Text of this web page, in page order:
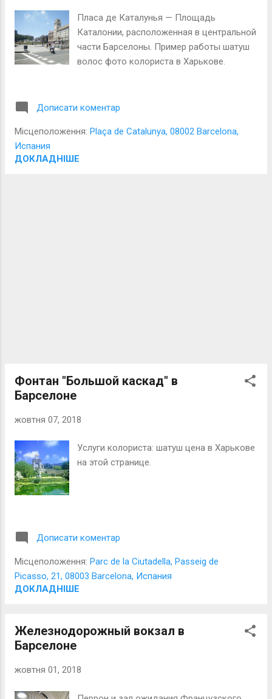
Пласа де Каталунья — Площадь
Каталонии, расположенная в центральной
части Барселоны. Пример работы шатуш
волос фото колориста в Харькове.
Дописати коментар
Місцеположення: Plaça de Catalunya, 08002 Barcelona,
Испания
ДОКЛАДНІШЕ
Фонтан "Большой каскад" в
Барселоне
жовтня 07, 2018
Услуги колориста: шатуш цена в Харькове
на этой странице.
Дописати коментар
Місцеположення: Parc de la Ciutadella, Passeig de
Picasso, 21, 08003 Barcelona, Испания
ДОКЛАДНІШЕ
Железнодорожный вокзал в
Барселоне
жовтня 01, 2018